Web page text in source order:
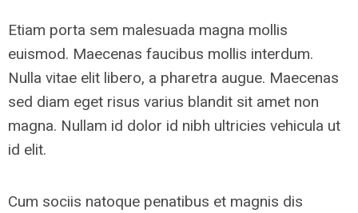
Etiam porta sem malesuada magna mollis
euismod. Maecenas faucibus mollis interdum.
Nulla vitae elit libero, a pharetra augue. Maecenas
sed diam eget risus varius blandit sit amet non
magna. Nullam id dolor id nibh ultricies vehicula ut
id elit.
Cum sociis natoque penatibus et magnis dis